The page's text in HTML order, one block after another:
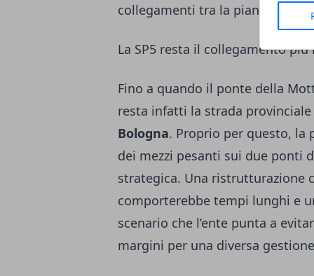
collegamenti tra la pianura
La SP5 resta il collegamento
Fino a quando il ponte della
resta infatti la strada
Bologna. Proprio per questo, la
dei mezzi pesanti sui due ponti
strategica. Una ristrutturazione
comporterebbe tempi lunghi e
scenario che l’ente punta a
margini per una diversa